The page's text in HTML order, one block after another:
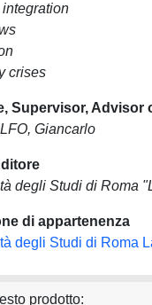
crises
Supervisor, Advisor
Giancarlo
degli Studi di Roma
di appartenenza
degli Studi di Roma
prodotto: